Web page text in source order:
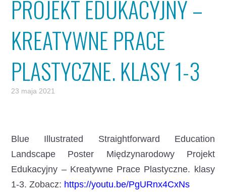
PROJEKT EDUKACYJNY –
KREATYWNE PRACE
PLASTYCZNE. KLASY 1-3
23 maja 2021
Blue Illustrated Straightforward Education
Landscape Poster Międzynarodowy Projekt
Edukacyjny – Kreatywne Prace Plastyczne. klasy
1-3. Zobacz: https://youtu.be/PgURnx4CxNs